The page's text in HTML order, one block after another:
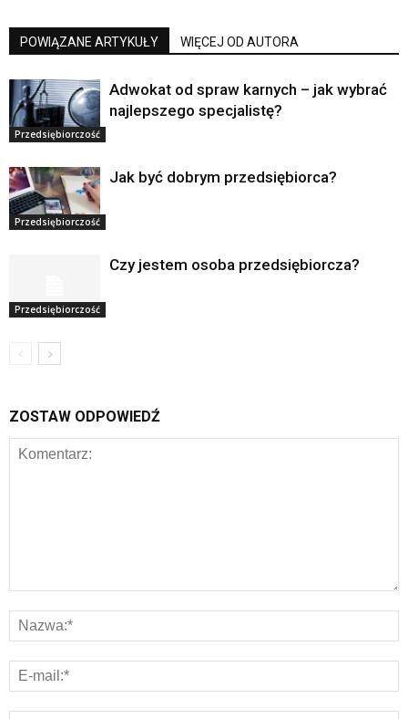
POWIĄZANE ARTYKUŁY WIĘCEJ OD AUTORA
Przedsiębiorczość
Adwokat od spraw karnych – jak wybrać
najlepszego specjalistę?
Przedsiębiorczość
Jak być dobrym przedsiębiorca?
Przedsiębiorczość
Czy jestem osoba przedsiębiorcza?
ZOSTAW ODPOWIEDŹ